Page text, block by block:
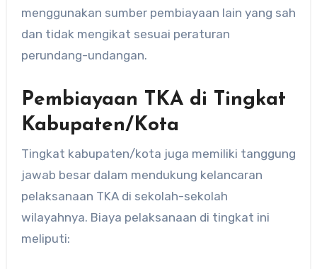
menggunakan sumber pembiayaan lain yang sah
dan tidak mengikat sesuai peraturan
perundang-undangan.
Pembiayaan TKA di Tingkat
Kabupaten/Kota
Tingkat kabupaten/kota juga memiliki tanggung
jawab besar dalam mendukung kelancaran
pelaksanaan TKA di sekolah-sekolah
wilayahnya. Biaya pelaksanaan di tingkat ini
meliputi: